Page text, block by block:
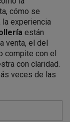
cómo se
experiencia
están
venta, el del
compite con el
con claridad.
veces de las